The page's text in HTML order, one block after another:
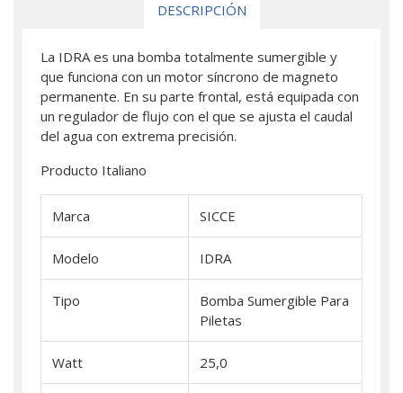
DESCRIPCIÓN
La IDRA es una bomba totalmente sumergible y
que funciona con un motor síncrono de magneto
permanente. En su parte frontal, está equipada con
un regulador de flujo con el que se ajusta el caudal
del agua con extrema precisión.
Producto Italiano
Marca SICCE
Modelo IDRA
Tipo
Bomba Sumergible Para
Piletas
Watt 25,0